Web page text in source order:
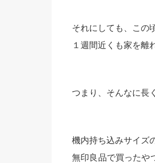
それにしても、この
１週間近くも家を離
つまり、そんなに長
機内持ち込みサイズ
無印良品で買ったや